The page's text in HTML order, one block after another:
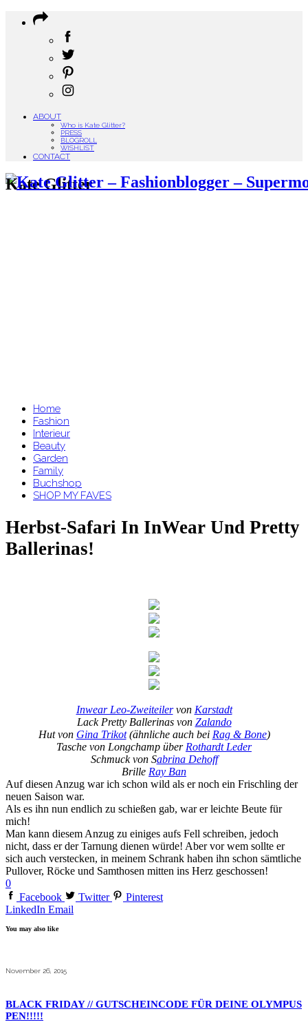
ABOUT
Who is Kate Glitter?
PRESS
BLOGROLL
WISHLIST
CONTACT
Kate Glitter
Home
Fashion
Interieur
Beauty
Garden
Family
Buchshop
SHOP MY FAVES
Herbst-Safari In InWear Und Pretty
Ballerinas!
Inwear Leo-Zweiteilervon Karstadt
Lack Pretty Ballerinas von Zalando
Hut von Gina Trikot(ähnliche auch bei Rag & Bone)
Tasche von Longchamp über Rothardt Leder
Schmuck von Sabrina Dehoff
Brille Ray Ban
Auf diesen Anzug war ich schon wild als er noch ein Frischling der
neuen Saison war.
Als es ihn nun endlich zu schießen gab, war er leichte Beute für
mich!
Man kann diesem Anzug zu einiges aufs Fell schreiben, jedoch
nicht, dass er der Tarnung dienen würde! Aber vor wem sollte er
sich auch verstecken, in meinem Schrank haben ihn schon sämtliche
Pullover, Röcke und Samthosen mitten ins Herz geschossen!
0
Facebook
Twitter
Pinterest
LinkedIn Email
You may also like
November 26, 2015
BLACK FRIDAY // GUTSCHEINCODE FÜR DEINE OLYMPUS
PEN!!!!!